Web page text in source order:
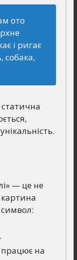
ото
і ригає
собака,
— це не
картина
на